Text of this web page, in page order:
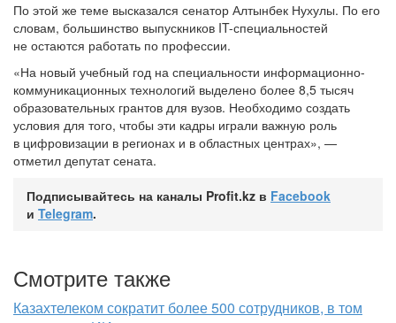
По этой же теме высказался сенатор Алтынбек Нухулы. По его
словам, большинство выпускников IT-специальностей
не остаются работать по профессии.
«На новый учебный год на специальности информационно-
коммуникационных технологий выделено более 8,5 тысяч
образовательных грантов для вузов. Необходимо создать
условия для того, чтобы эти кадры играли важную роль
в цифровизации в регионах и в областных центрах», —
отметил депутат сената.
Подписывайтесь на каналы Profit.kz в Facebook
и Telegram.
Смотрите также
Казахтелеком сократит более 500 сотрудников, в том